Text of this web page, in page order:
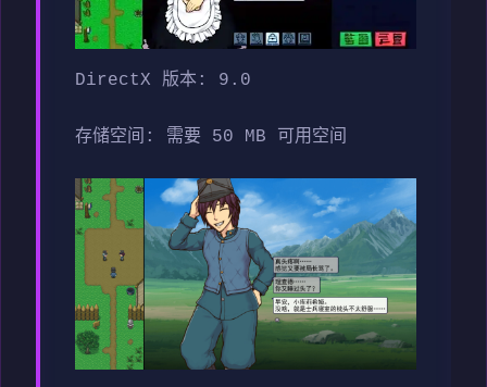
DirectX 版本: 9.0
存储空间: 需要 50 MB 可用空间